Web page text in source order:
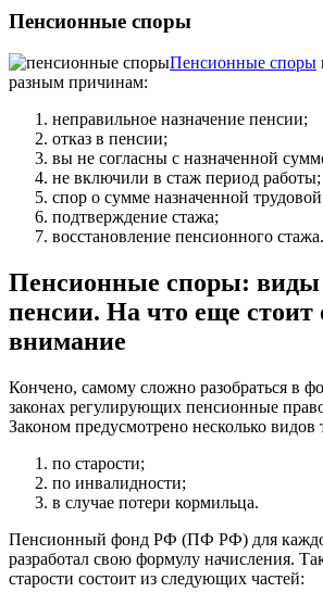
Пенсионные споры
Пенсионные споры
разным причинам:
неправильное назначение пенсии;
отказ в пенсии;
вы не согласны с назначенной
не включили в стаж период работы;
спор о сумме назначенной
подтверждение стажа;
восстановление пенсионного стажа.
Пенсионные споры: виды
пенсии. На что еще стоит
внимание
Кончено, самому сложно разобраться в
законах регулирующих пенсионные
Законом предусмотрено несколько видов
по старости;
по инвалидности;
в случае потери кормильца.
Пенсионный фонд РФ (ПФ РФ) для
разработал свою формулу начисления.
старости состоит из следующих частей: